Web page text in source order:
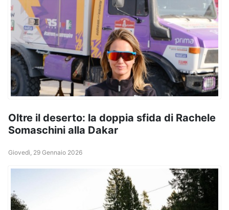
Oltre il deserto: la doppia sfida di Rachele
Somaschini alla Dakar
Giovedì, 29 Gennaio 2026